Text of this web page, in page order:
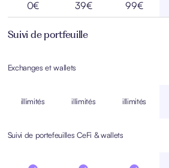
0€ 39€ 99€
Suivi de portfeuille
Exchanges et wallets
illimités illimités illimités
Suivi de portefeuilles CeFi & wallets